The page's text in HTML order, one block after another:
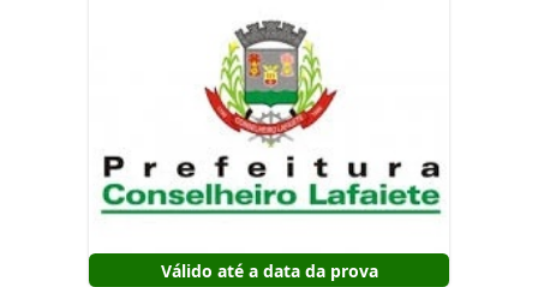
Válido até a data da prova